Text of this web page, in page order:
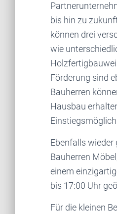
bis hin zu
können drei
wie
Förderung sind
Bauherren
Hausbau
Ebenfalls
Bauherren
einem
bis 17:00 Uhr
Für die kleinen